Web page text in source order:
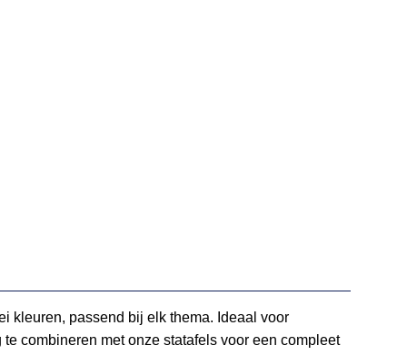
kleuren, passend bij elk thema. Ideaal voor
combineren met onze statafels voor een compleet